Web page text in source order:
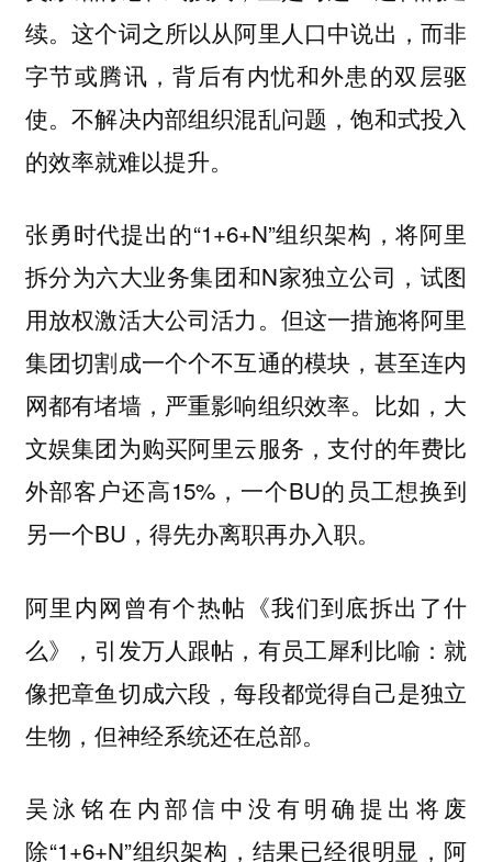
续。这个词之所以从阿里人口中说出，而非
字节或腾讯，背后有内忧和外患的双层驱
使。不解决内部组织混乱问题，饱和式投入
的效率就难以提升。
张勇时代提出的“1+6+N”组织架构，将阿里
拆分为六大业务集团和N家独立公司，试图
用放权激活大公司活力。但这一措施将阿里
集团切割成一个个不互通的模块，甚至连内
网都有堵墙，严重影响组织效率。比如，大
文娱集团为购买阿里云服务，支付的年费比
外部客户还高15%，一个BU的员工想换到
另一个BU，得先办离职再办入职。
阿里内网曾有个热帖《我们到底拆出了什
么》，引发万人跟帖，有员工犀利比喻：就
像把章鱼切成六段，每段都觉得自己是独立
生物，但神经系统还在总部。
吴泳铭在内部信中没有明确提出将废
除“1+6+N”组织架构，结果已经很明显，阿